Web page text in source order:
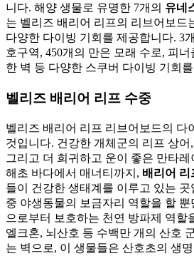
니다. 해양 생물로 유명한 7개의 유네
는 벨리즈 배리어 리프의 리브어보드
다양한 다이빙 기회를 제공합니다. 3
호구역, 450개의 만은 모래 수로, 피
한 벽 등 다양한 스쿠버 다이빙 기회
벨리즈 배리어 리프 수중
벨리즈 배리어 리프 리브어보드의 다
것입니다. 건강한 개체군의 리프 상
그리고 더 희귀하고 운이 좋은 만타
해초 바다에서 매너티까지, 배리어 리
들이 건강한 생태계를 이루고 있는
중 야생동물의 보금자리 역할을 할
으로부터 보호하는 천연 방파제 역할
엘크혼, 뇌산호 등 수백만 개의 산호
는 벽으로, 이 생물들은 산호초의 생